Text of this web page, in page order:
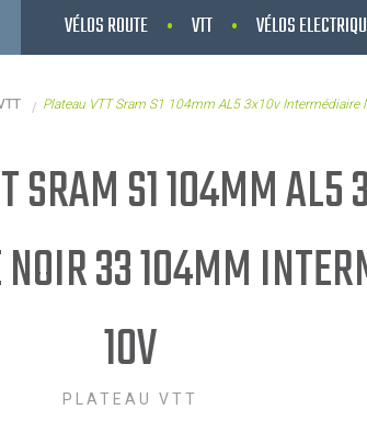
VÉLOS ROUTE VTT VÉLOS
Plateau VTT Sram S1 104mm AL5 3x10v
SRAM S1 104MM AL5
33 104MM
10V
PLATEAU VTT